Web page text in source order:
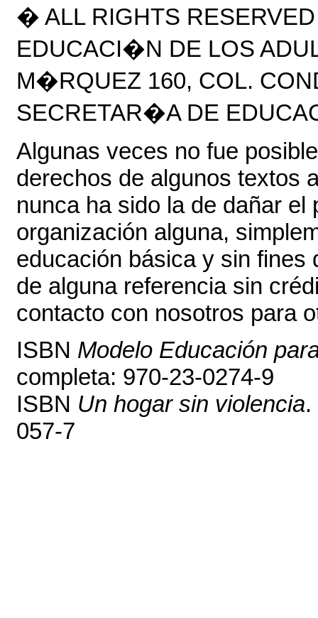
� ALL RIGHTS
EDUCACI�N DE LOS
M�RQUEZ 160, COL.
SECRETAR�A DE
Algunas veces no fue
derechos de algunos textos
nunca ha sido la de dañar el
organización alguna,
educación básica y sin fines
de alguna referencia sin
contacto con nosotros para
ISBN Modelo Educación
completa: 970-23-0274-9
ISBN Un hogar sin violencia
057-7